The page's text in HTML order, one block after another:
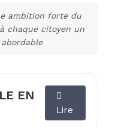
ambition forte du
chaque citoyen un
EN
Lire